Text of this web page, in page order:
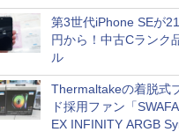
古Bランク品セール
第3世代iPhone SEが
円から！中古Cランク
ル
Thermaltakeの着脱式
ド採用ファン「
EX INFINITY ARGB